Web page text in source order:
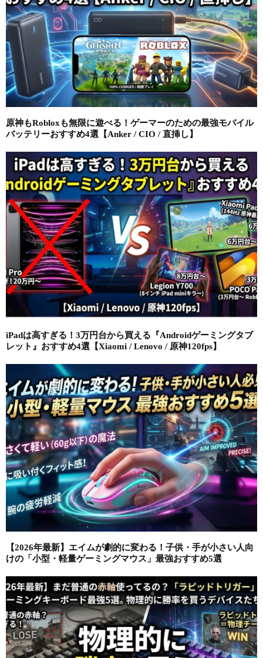
原神もRobloxも無限に遊べる！ゲーマーのための最強モバイル
バッテリーおすすめ4選【Anker / CIO / 直挿し】
iPadは高すぎる！3万円台から買える『Androidゲーミングタブ
レット』おすすめ4選【Xiaomi / Lenovo / 原神120fps】
【2026年最新】エイムが劇的に変わる！子供・手が小さい人向
けの「小型・軽量ゲーミングマウス」最強おすすめ5選